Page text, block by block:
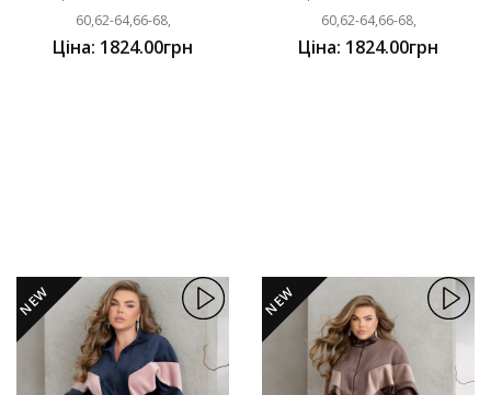
60,62-64,66-68,
Ціна: 1824.00грн
60,62-64,66-68,
Ціна: 1824.00грн
NEW NEW